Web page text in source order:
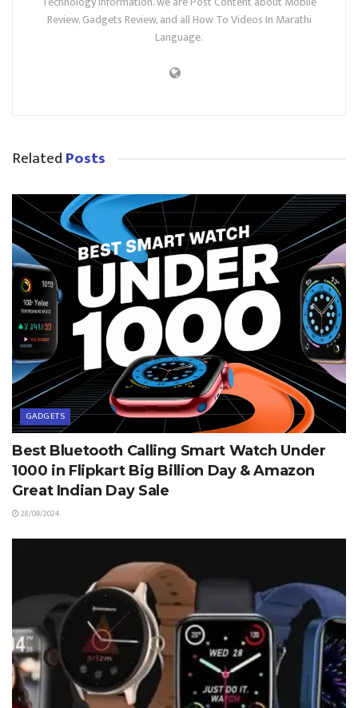
Review, Gadgets Review, and all How To Videos In Marathi
Language.
RelatedPosts
GADGETS
Best Bluetooth Calling Smart Watch Under
1000 in Flipkart Big Billion Day & Amazon
Great Indian Day Sale
28/09/2024